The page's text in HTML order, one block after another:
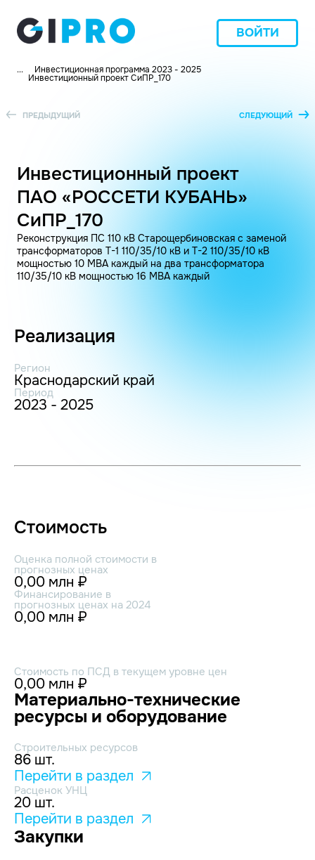
ВОЙТИ
... Инвестиционная программа 2023 - 2025
Инвестиционный проект СиПР_170
ПРЕДЫДУЩИЙ СЛЕДУЮЩИЙ
Инвестиционный проект
ПАО «РОССЕТИ КУБАНЬ»
СиПР_170
Реконструкция ПС 110 кВ Старощербиновская с заменой
трансформаторов Т-1 110/35/10 кВ и Т-2 110/35/10 кВ
мощностью 10 МВА каждый на два трансформатора
110/35/10 кВ мощностью 16 МВА каждый
Реализация
Регион
Краснодарский край
Период
2023 - 2025
Стоимость
Оценка полной стоимости в
прогнозных ценах
0,00 млн ₽
Финансирование в
прогнозных ценах на 2024
0,00 млн ₽
Стоимость по ПСД в текущем уровне цен
0,00 млн ₽
Материально-технические
ресурсы и оборудование
Строительных ресурсов
86 шт.
Перейти в раздел
Расценок УНЦ
20 шт.
Перейти в раздел
Закупки